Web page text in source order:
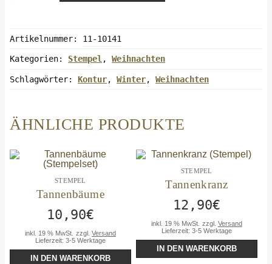
Artikelnummer: 11-10141
Kategorien: Stempel,Weihnachten
Schlagwörter:Kontur,Winter,Weihnachten
ÄHNLICHE PRODUKTE
STEMPEL
Tannenbäume
10,90€
inkl. 19 % MwSt. zzgl. Versand
Lieferzeit: 3-5 Werktage
IN DEN WARENKORB
STEMPEL
Tannenkranz
12,90€
inkl. 19 % MwSt. zzgl. Versand
Lieferzeit: 3-5 Werktage
IN DEN WARENKORB